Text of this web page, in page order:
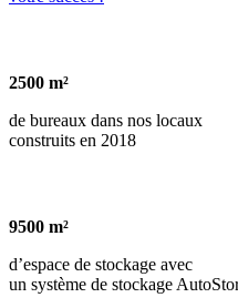
2500 m²
de bureaux dans nos locaux
construits en 2018
9500 m²
d’espace de stockage avec
un système de stockage